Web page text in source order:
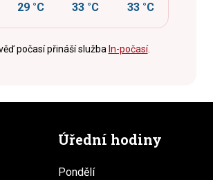
29 °C 33 °C 33 °C
počasí přináší služba In-počasí.
Úřední hodiny
Pondělí